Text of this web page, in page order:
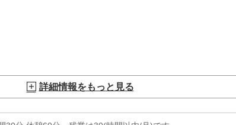
詳細情報をもっと見る